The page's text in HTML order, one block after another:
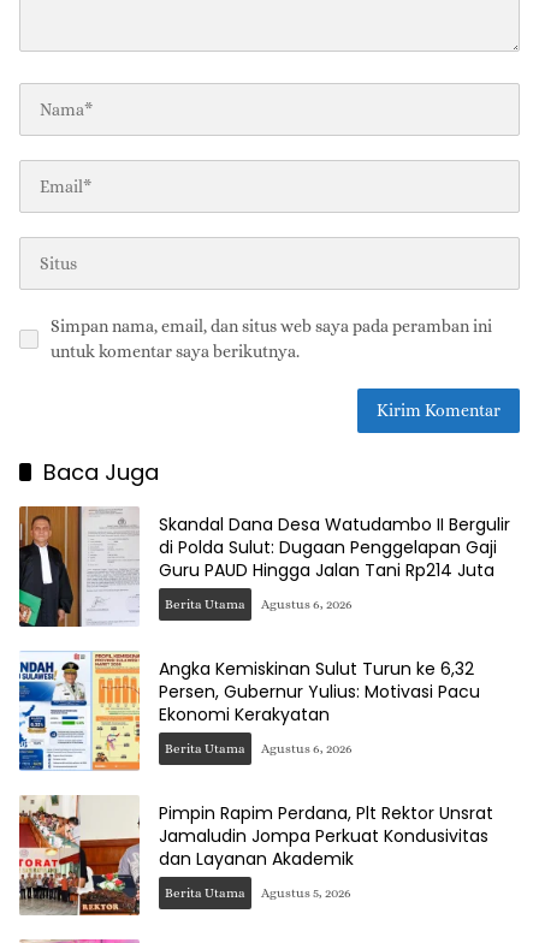
Simpan nama, email, dan situs web saya pada peramban ini
untuk komentar saya berikutnya.
Baca Juga
Skandal Dana Desa Watudambo II Bergulir
di Polda Sulut: Dugaan Penggelapan Gaji
Guru PAUD Hingga Jalan Tani Rp214 Juta
Berita Utama Agustus 6, 2026
Angka Kemiskinan Sulut Turun ke 6,32
Persen, Gubernur Yulius: Motivasi Pacu
Ekonomi Kerakyatan
Berita Utama Agustus 6, 2026
Pimpin Rapim Perdana, Plt Rektor Unsrat
Jamaludin Jompa Perkuat Kondusivitas
dan Layanan Akademik
Berita Utama Agustus 5, 2026